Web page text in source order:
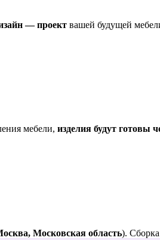
— проект вашей будущей
мебели, изделия будут готовы
Московская область).